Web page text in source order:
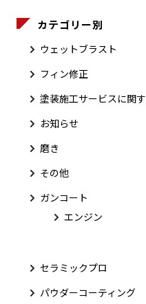
カテゴリー別
ウェットブラスト
フィン修正
塗装施工サービスに関
お知らせ
磨き
その他
ガンコート
エンジン
セラミックプロ
パウダーコーティング